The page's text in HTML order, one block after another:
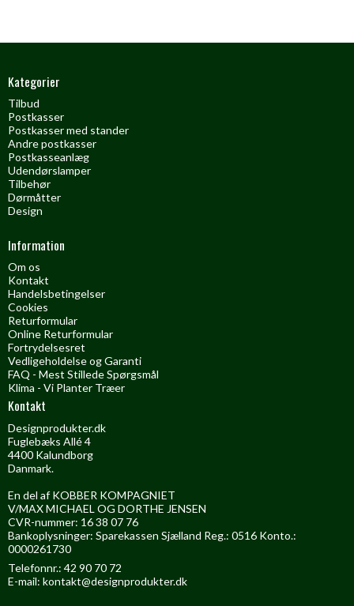
Kategorier
Tilbud
Postkasser
Postkasser med stander
Andre postkasser
Postkasseanlæg
Udendørslamper
Tilbehør
Dørmåtter
Design
Information
Om os
Kontakt
Handelsbetingelser
Cookies
Returformular
Online Returformular
Fortrydelsesret
Vedligeholdelse og Garanti
FAQ - Mest Stillede Spørgsmål
Klima - Vi Planter Træer
Kontakt
Designprodukter.dk
Fuglebæks Allé 4
4400 Kalundborg
Danmark.
En del af KOBBER KOMPAGNIET
V/MAX MICHAEL OG DORTHE JENSEN
CVR-nummer: 16 38 07 76
Bankoplysninger: Sparekassen Sjælland Reg.: 0516 Konto.:
0000261730
Telefonnr.: 42 90 70 72
E-mail: kontakt@designprodukter.dk